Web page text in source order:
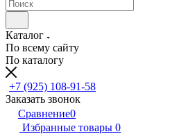
Каталог
По всему сайту
По каталогу
+7 (925) 108-91-58
Заказать звонок
Сравнение0
Избранные товары 0